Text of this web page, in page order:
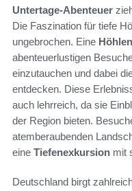
Untertage-Abenteuer
Die Faszination für tiefe
ungebrochen. Eine
abenteuerlustigen
einzutauchen und dabei
entdecken. Diese
auch lehrreich, da sie
der Region bieten.
atemberaubenden
eine Tiefenexkursion mit
Deutschland birgt